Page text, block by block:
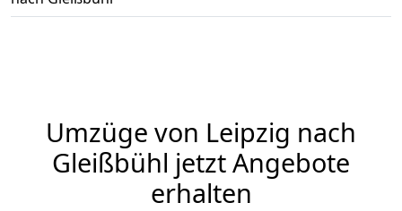
Umzüge von Leipzig nach
Gleißbühl jetzt Angebote
erhalten